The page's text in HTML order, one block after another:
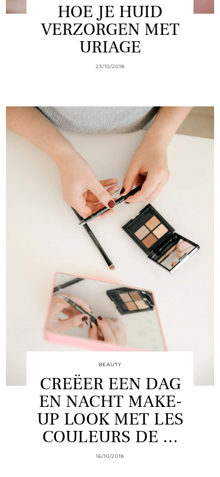
HOE JE HUID
VERZORGEN MET
URIAGE
23/10/2018
BEAUTY
CREËER EEN DAG
EN NACHT MAKE-
UP LOOK MET LES
COULEURS DE …
16/10/2018